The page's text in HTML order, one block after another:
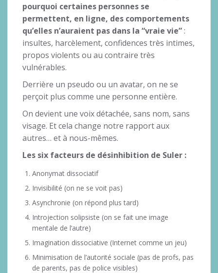
pourquoi certaines personnes se
permettent, en ligne, des comportements
qu’elles n’auraient pas dans la “vraie vie”:
insultes, harcèlement, confidences très intimes,
propos violents ou au contraire très
vulnérables.
Derrière un pseudo ou un avatar, on ne se
perçoit plus comme une personne entière.
On devient une voix détachée, sans nom, sans
visage. Et cela change notre rapport aux
autres… et à nous-mêmes.
Les six facteurs de désinhibition de Suler :
Anonymat dissociatif
Invisibilité (on ne se voit pas)
Asynchronie (on répond plus tard)
Introjection solipsiste (on se fait une image
mentale de l’autre)
Imagination dissociative (Internet comme un jeu)
Minimisation de l’autorité sociale (pas de profs, pas
de parents, pas de police visibles)